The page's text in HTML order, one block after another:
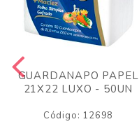
GUARDANAPO PAPEL
21X22 LUXO - 50UN
Código: 12698